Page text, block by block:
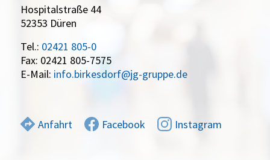
Hospitalstraße 44
52353 Düren
Tel.: 02421 805-0
Fax: 02421 805-7575
E-Mail: info.birkesdorf@jg-gruppe.de
Anfahrt Facebook Instagram